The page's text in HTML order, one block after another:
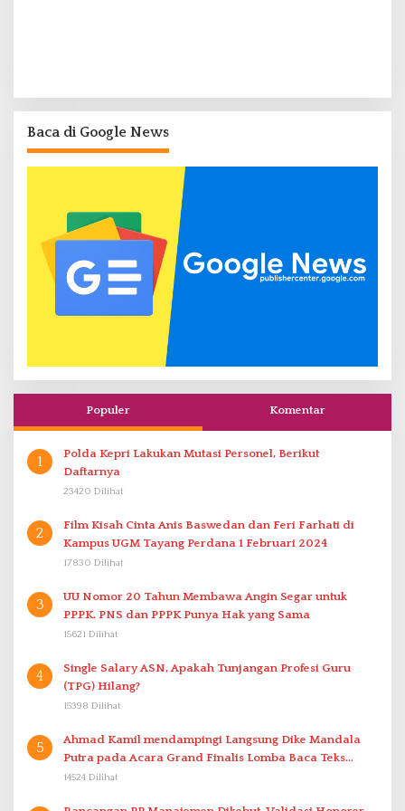
Baca di Google News
Populer Komentar
1
Polda Kepri Lakukan Mutasi Personel, Berikut
Daftarnya
23420 Dilihat
2
Film Kisah Cinta Anis Baswedan dan Feri Farhati di
Kampus UGM Tayang Perdana 1 Februari 2024
17830 Dilihat
3
UU Nomor 20 Tahun Membawa Angin Segar untuk
PPPK. PNS dan PPPK Punya Hak yang Sama
15621 Dilihat
4
Single Salary ASN, Apakah Tunjangan Profesi Guru
(TPG) Hilang?
15398 Dilihat
5
Ahmad Kamil mendampingi Langsung Dike Mandala
Putra pada Acara Grand Finalis Lomba Baca Teks
Proklamasi Mirip Bung Karno di Bali
14524 Dilihat